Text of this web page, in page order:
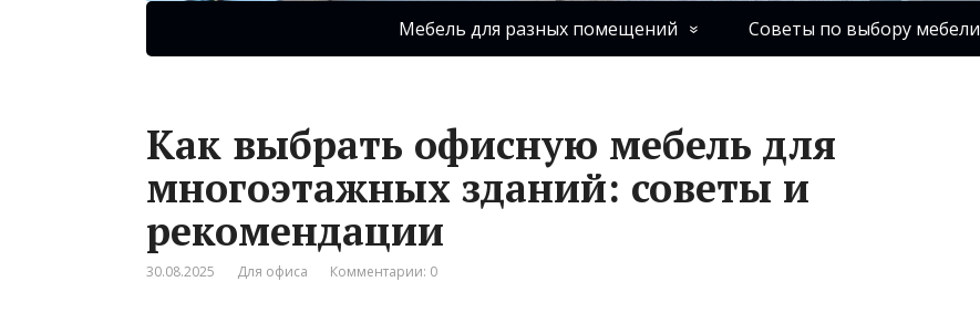
Мебель для разных помещений Советы по выбору мебели
Как выбрать офисную мебель для
многоэтажных зданий: советы и
рекомендации
30.08.2025 Для офиса Комментарии: 0